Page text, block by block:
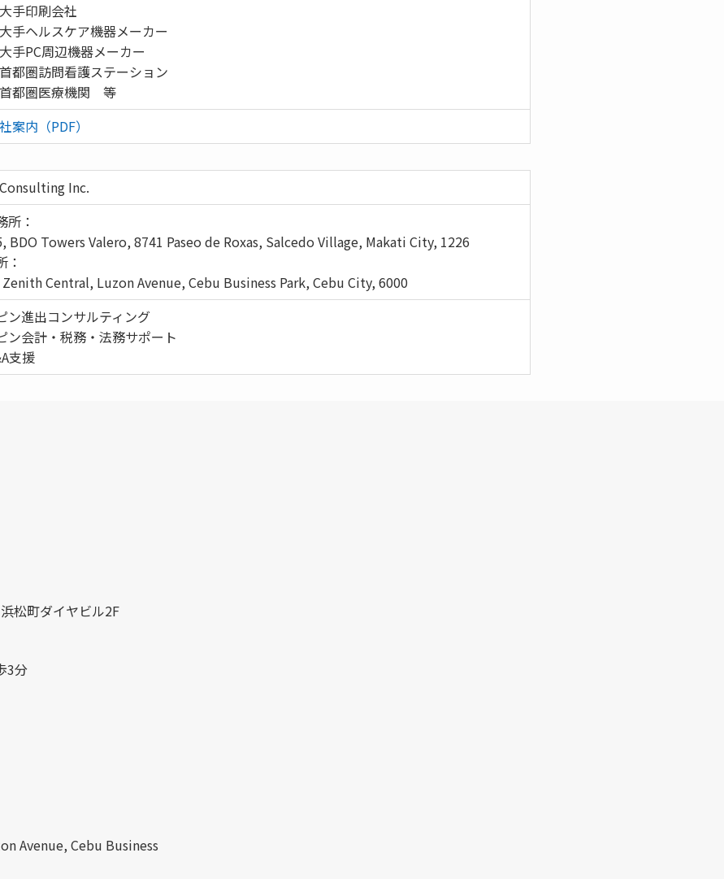
手印刷会社
大手ヘルスケア機器メーカー
手PC周辺機器メーカー
首都圏訪問看護ステーション
首都圏医療機関 等
案内（PDF）
Inc.
所：
BDO Towers Valero, 8741 Paseo de Roxas, Salcedo Village, Makati City, 1226
：
Central, Luzon Avenue, Cebu Business Park, Cebu City, 6000
ン進出コンサルティング
ン会計・税務・法務サポート
支援
松町ダイヤビル2F
3分
Avenue, Cebu Business